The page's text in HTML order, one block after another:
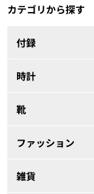
カテゴリから探す
付録
時計
靴
ファッション
雑貨